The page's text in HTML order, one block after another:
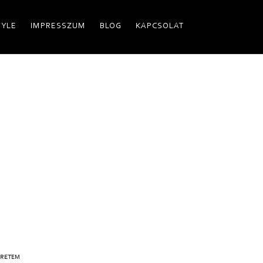
IMPRESSZUM BLOG KAPCSOLAT